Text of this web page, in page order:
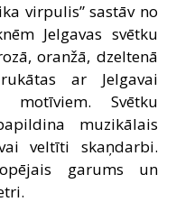
virpulis” sastāv no
Jelgavas svētku
oranžā, dzeltenā
ar Jelgavai
motīviem. Svētku
muzikālais
veltīti skaņdarbi.
garums un